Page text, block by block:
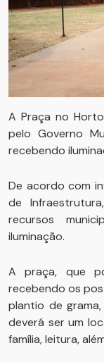
A Praça no
pelo Governo
recebendo
De acordo com
de
recursos
iluminação.
A praça, que
recebendo os
plantio de
deverá ser um
família, leitura,